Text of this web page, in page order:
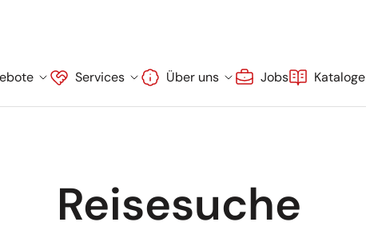
Services Über uns Jobs Kataloge
Reisesuche